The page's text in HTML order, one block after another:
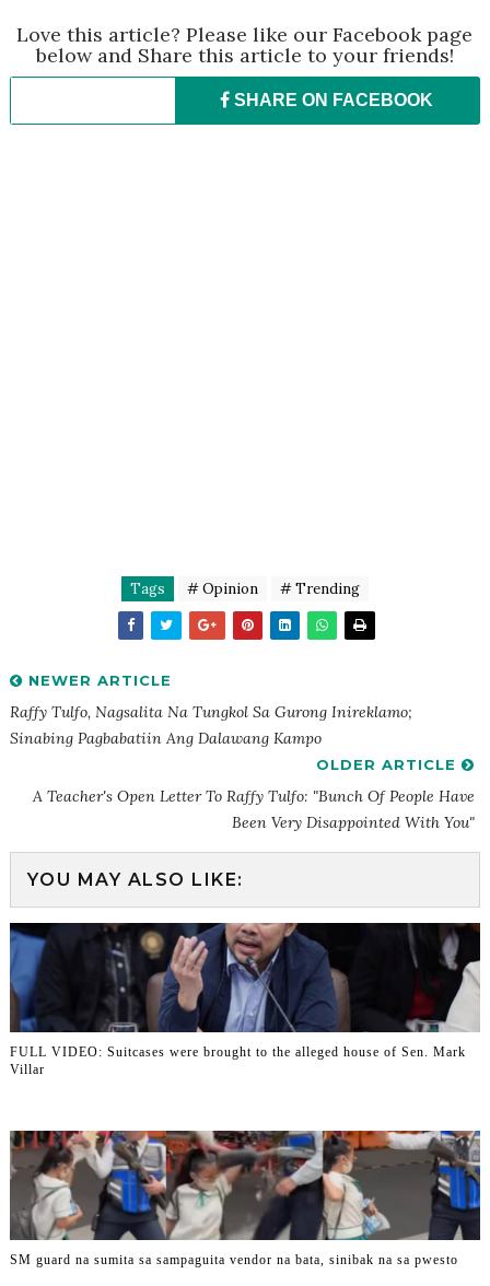
Love this article? Please like our Facebook page
below and Share this article to your friends!
SHARE ON FACEBOOK
Tags # Opinion # Trending
NEWER ARTICLE
Raffy Tulfo, Nagsalita Na Tungkol Sa Gurong Inireklamo;
Sinabing Pagbabatiin Ang Dalawang Kampo
OLDER ARTICLE
A Teacher's Open Letter To Raffy Tulfo: "Bunch Of People Have
Been Very Disappointed With You"
YOU MAY ALSO LIKE:
FULL VIDEO: Suitcases were brought to the alleged house of Sen. Mark
Villar
SM guard na sumita sa sampaguita vendor na bata, sinibak na sa pwesto